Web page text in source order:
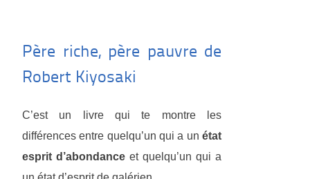
Père riche, père pauvre de
Robert Kiyosaki
C’est un livre qui te montre les
différences entre quelqu’un qui a un état
esprit d’abondance et quelqu’un qui a